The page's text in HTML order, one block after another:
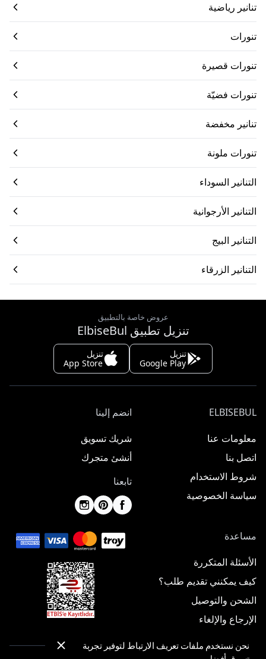
تنانير رياضية
تنورات
تنورات قصيرة
تنورات فضيّة
تنانير مخفضة
تنورات ملونة
التنانير السوداء
التنانير الأرجوانية
التنانير البيج
التنانير الزرقاء
عروض خاصة بالتطبيق
تنزيل تطبيق ElbiseBul
تنزيل
Google Play
تنزيل
App Store
ELBISEBUL
معلومات عنا
اتصل بنا
شروط الاستخدام
سياسة الخصوصية
انضم إلينا
شريك تسويق
أنشئ متجرك
تابعنا
مساعدة
الأسئلة المتكررة
كيف يمكنني تقديم طلب؟
الشحن والتوصيل
الإرجاع والإلغاء
نحن نستخدم ملفات تعريف الارتباط لتوفير تجربة